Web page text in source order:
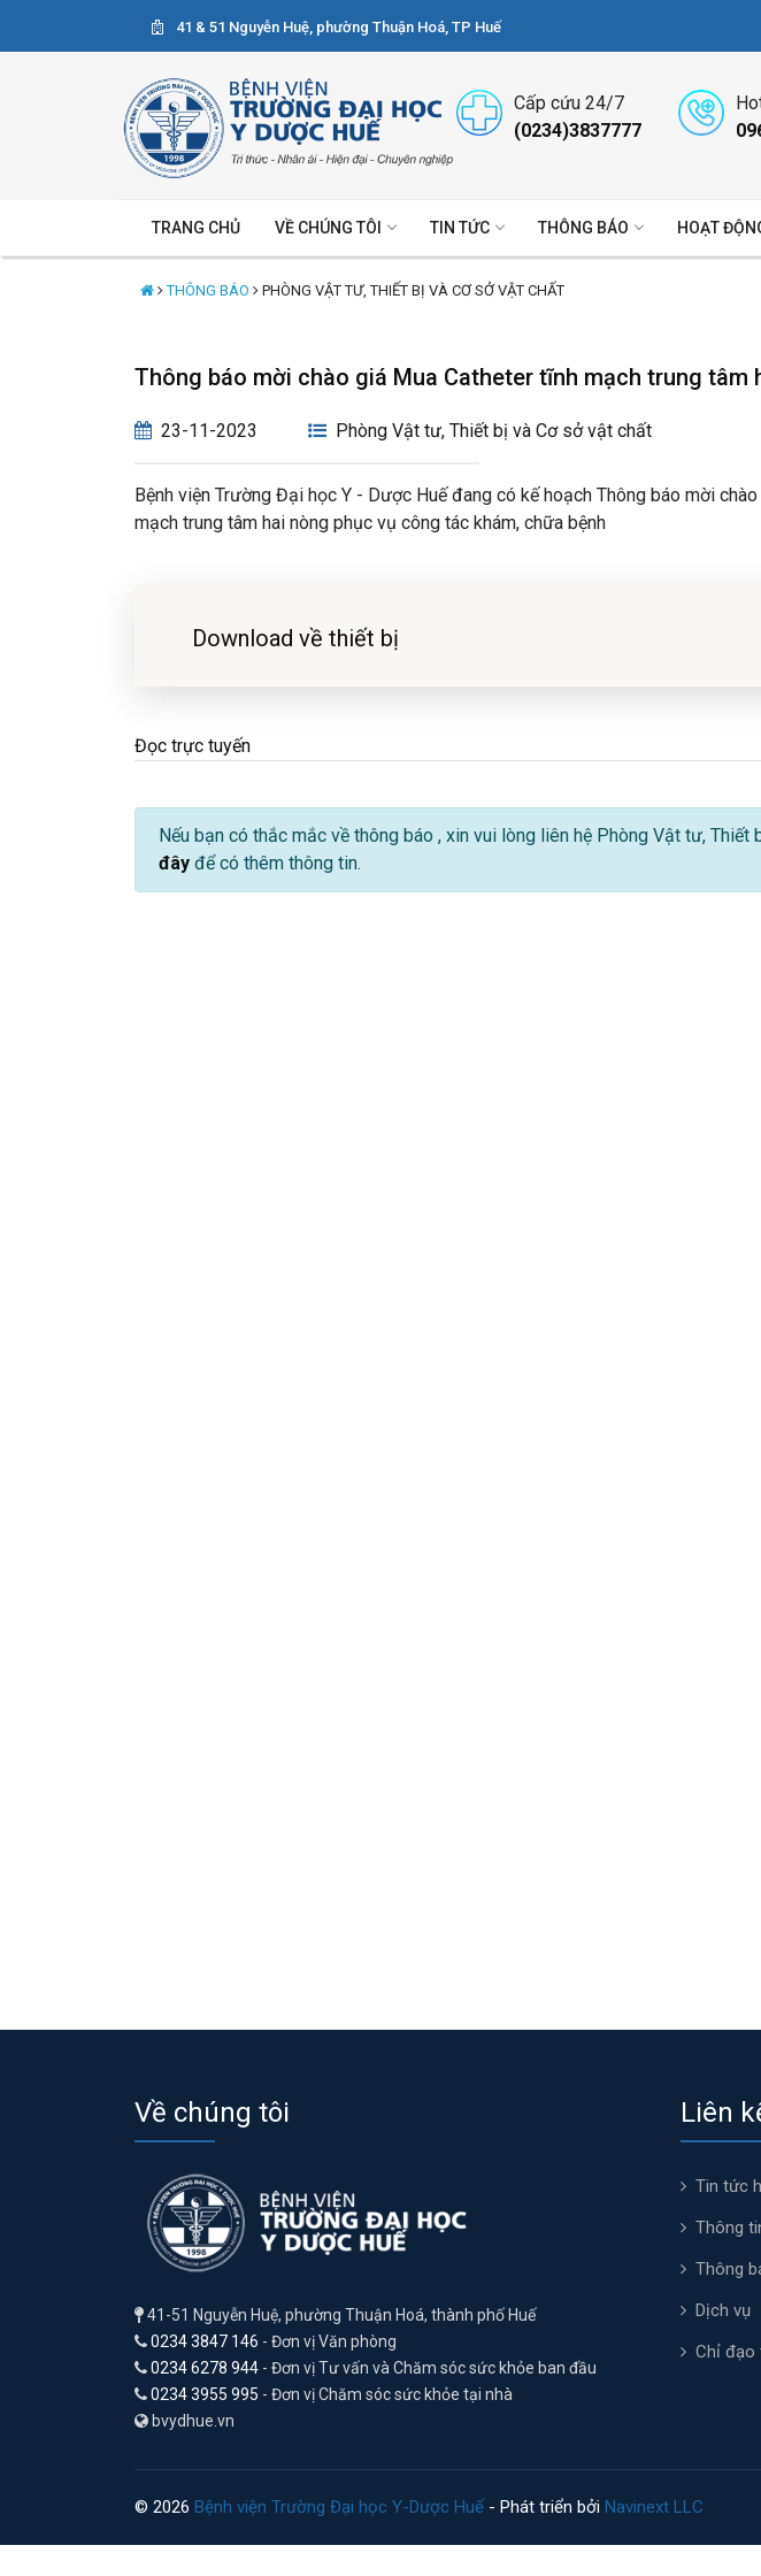
41 & 51 Nguyễn Huệ, phường Thuận Hoá, TP Huế
Cấp cứu 24/7
(0234)3837777
TRANG CHỦ VỀ CHÚNG TÔI TIN TỨC THÔNG BÁO HOẠT
THÔNG BÁO PHÒNG VẬT TƯ, THIẾT BỊ VÀ CƠ SỞ VẬT CHẤT
Thông báo mời chào giá Mua Catheter tĩnh mạch trung tâm
23-11-2023 Phòng Vật tư, Thiết bị và Cơ sở vật chất
Bệnh viện Trường Đại học Y - Dược Huế đang có kế hoạch Thông báo mời
mạch trung tâm hai nòng phục vụ công tác khám, chữa bệnh
Download về thiết bị
Đọc trực tuyến
Nếu bạn có thắc mắc về thông báo , xin vui lòng liên hệ Phòng Vật tư, Thiết
đây để có thêm thông tin.
Về chúng tôi
41-51 Nguyễn Huệ, phường Thuận Hoá, thành phố Huế
0234 3847 146 - Đơn vị Văn phòng
0234 6278 944 - Đơn vị Tư vấn và Chăm sóc sức khỏe ban đầu
0234 3955 995 - Đơn vị Chăm sóc sức khỏe tại nhà
bvydhue.vn
Liên
Tin tức
Thông
Thông
Dịch vụ
Chỉ đạo
© 2026 Bệnh viện Trường Đại học Y-Dược Huế - Phát triển bởi Navinext LLC